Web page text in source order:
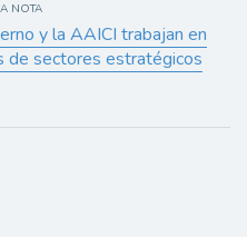
NOTA
y la AAICI trabajan en
de sectores estratégicos